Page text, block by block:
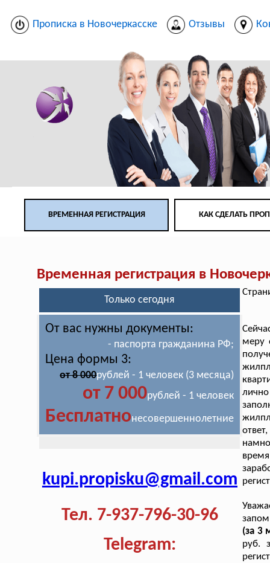
Прописка в Новочеркасске Отзывы
ВРЕМЕННАЯ РЕГИСТРАЦИЯ КАК СДЕЛАТЬ
Временная регистрация в
Только сегодня
От вас нужны документы:
- паспорта гражданина РФ;
Цена формы 3:
от 8 000рублей - 1 человек (3 месяца)
от 7 000рублей - 1 человек
Бесплатнонесовершеннолетние
kupi.propisku@gmail.com
Тел. 7-937-796-30-96
Telegram:
меру
(за 3
руб.